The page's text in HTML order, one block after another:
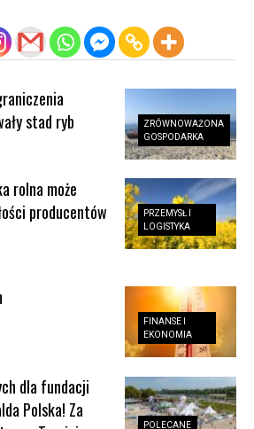
ZRÓWNOWAŻONA
GOSPODARKA
stad ryb
PRZEMYSŁ I
LOGISTYKA
rolna może
producentów
FINANSE I
EKONOMIA
POLECANE
dla fundacji
Polska! Za